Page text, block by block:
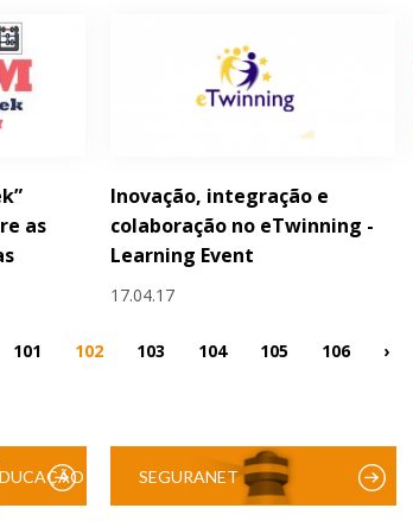
as
Inovação, integração e
colaboração no eTwinning -
Learning Event
17.04.17
101 102 103 104 105 106 ›
SEGURANET